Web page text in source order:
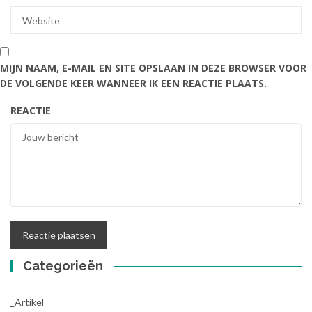
MIJN NAAM, E-MAIL EN SITE OPSLAAN IN DEZE BROWSER VOOR
DE VOLGENDE KEER WANNEER IK EEN REACTIE PLAATS.
REACTIE
Categorieën
_Artikel